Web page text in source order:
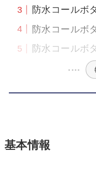
防水コールボ
防水コールボ
防水コールボ
基本情報